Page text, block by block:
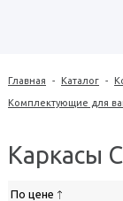
Главная - Каталог -
Комплектующие для
Каркасы
По цене